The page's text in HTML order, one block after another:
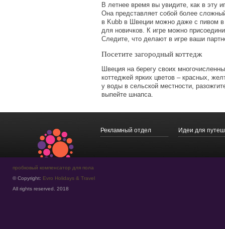
В летнее время вы увидите, как в эту
Она представляет собой более
в Kubb в Швеции можно даже с пивом в
для новичков. К игре можно
Следите, что делают в игре ваши
Посетите загородный коттедж
Швеция на берегу своих
коттеджей ярких цветов – красных,
у воды в сельской местности,
выпейте шнапса.
Рекламный отдел Идеи для
пробковый компенсатор для пола
© Copyright: Evro Holidays & Travel
All rights reserved. 2018